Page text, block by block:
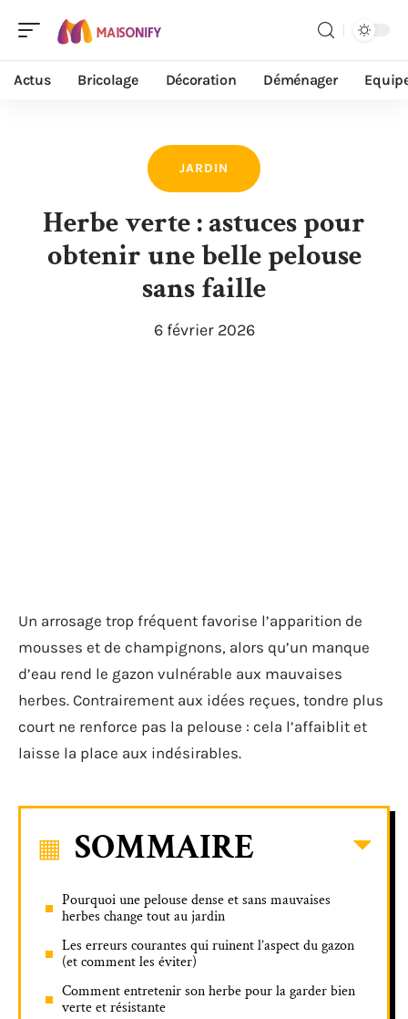
Actus Bricolage Décoration Déménager
JARDIN
Herbe verte : astuces pour
obtenir une belle pelouse
sans faille
6 février 2026
Un arrosage trop fréquent favorise l’apparition de
mousses et de champignons, alors qu’un manque
d’eau rend le gazon vulnérable aux mauvaises
herbes. Contrairement aux idées reçues, tondre plus
court ne renforce pas la pelouse : cela l’affaiblit et
laisse la place aux indésirables.
SOMMAIRE
Pourquoi une pelouse dense et sans mauvaises
herbes change tout au jardin
Les erreurs courantes qui ruinent l’aspect du gazon
(et comment les éviter)
Comment entretenir son herbe pour la garder bien
verte et résistante